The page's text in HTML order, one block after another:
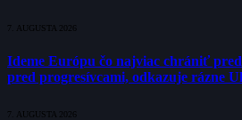
7. AUGUSTA 2026
Ideme Európu čo najviac chrániť
pred progresívcami, odkazuje rázne
7. AUGUSTA 2026